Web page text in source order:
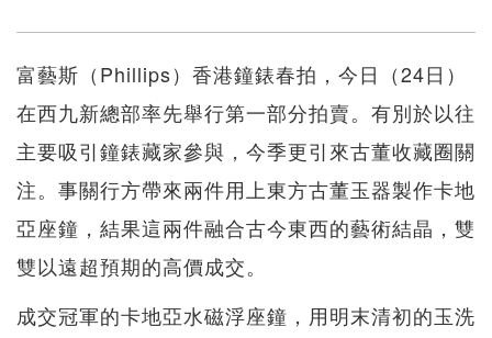
富藝斯（Phillips）香港鐘錶春拍，今日（24日）
在西九新總部率先舉行第一部分拍賣。有別於以往
主要吸引鐘錶藏家參與，今季更引來古董收藏圈關
注。事關行方帶來兩件用上東方古董玉器製作卡地
亞座鐘，結果這兩件融合古今東西的藝術結晶，雙
雙以遠超預期的高價成交。
成交冠軍的卡地亞水磁浮座鐘，用明末清初的玉洗